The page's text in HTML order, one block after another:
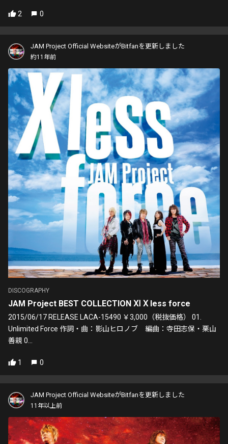
2 0
JAM Project Official WebsiteがBitfanを更新しました
約11年前
DISCOGRAPHY
JAM Project BEST COLLECTION Ⅺ Ⅹ less force
2015/06/17 RELEASE LACA-15490 ￥3,000（税抜価格） 01.
Unlimited Force 作詞・曲：影山ヒロノブ 編曲：寺田志保・栗山
善親 0...
1 0
JAM Project Official WebsiteがBitfanを更新しました
11年以上前